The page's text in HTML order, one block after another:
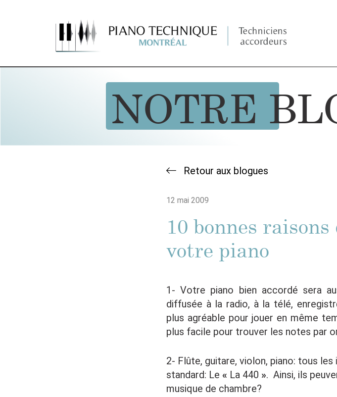
NOTRE
Retour aux blogues
12 mai 2009
10 bonnes
votre piano
1- Votre piano bien accordé sera
diffusée à la radio, à la télé,
plus agréable pour jouer en même
plus facile pour trouver les notes par
2- Flûte, guitare, violon, piano: tous
standard: Le « La 440 ». Ainsi, ils
musique de chambre?